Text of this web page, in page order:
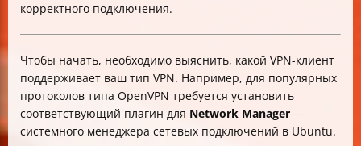
корректного подключения.
Чтобы начать, необходимо выяснить, какой VPN-клиент
поддерживает ваш тип VPN. Например, для популярных
протоколов типа OpenVPN требуется установить
соответствующий плагин для Network Manager —
системного менеджера сетевых подключений в Ubuntu.